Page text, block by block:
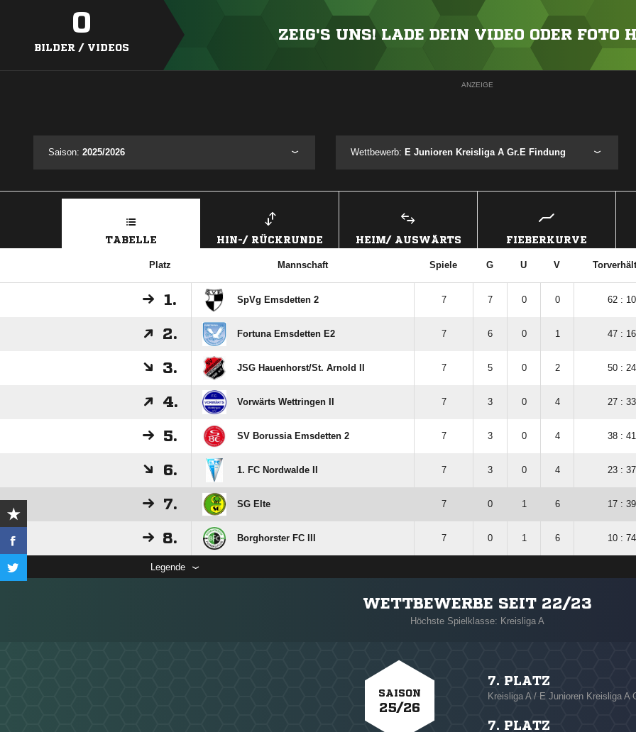
0
BILDER / VIDEOS
ZEIG'S UNS! LADE DEIN VIDEO ODER FOTO
ANZEIGE
Saison: 2025/2026 Wettbewerb: E Junioren Kreisliga A Gr.E Findung
TABELLE HIN-/ RÜCKRUNDE HEIM/ AUSWÄRTS FIEBERKURVE
Platz Mannschaft Spiele G U V
1. SpVg Emsdetten 2 7 7 0 0 62 : 10
2. Fortuna Emsdetten E2 7 6 0 1 47 : 16
3. JSG Hauenhorst/​St. Arnold II 7 5 0 2 50 : 24
4. Vorwärts Wettringen II 7 3 0 4 27 : 33
5. SV Borussia Emsdetten 2 7 3 0 4 38 : 41
6. 1. FC Nordwalde II 7 3 0 4 23 : 37
7. SG Elte 7 0 1 6 17 : 39
8. Borghorster FC III 7 0 1 6 10 : 74
Legende
WETTBEWERBE SEIT 22/23
Höchste Spielklasse: Kreisliga A
SAISON
25/26
7. PLATZ
Kreisliga A / E Junioren Kreisliga A
7. PLATZ